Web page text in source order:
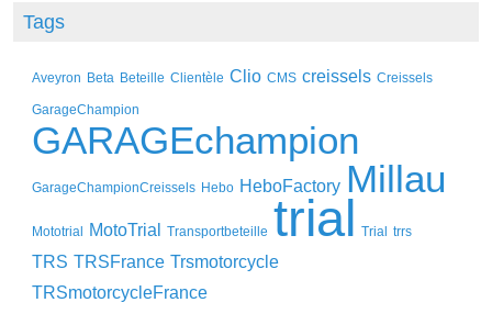
Tags
Aveyron Beta Beteille Clientèle Clio CMS creissels Creissels
GarageChampion
GARAGEchampion
GarageChampionCreissels Hebo HeboFactory Millau
Mototrial MotoTrial Transportbeteille trial Trial trrs
TRS TRSFrance Trsmotorcycle
TRSmotorcycleFrance